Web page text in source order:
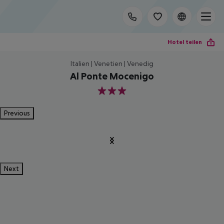
Hotel teilen
Italien | Venetien | Venedig
Al Ponte Mocenigo
3
Previous
Next